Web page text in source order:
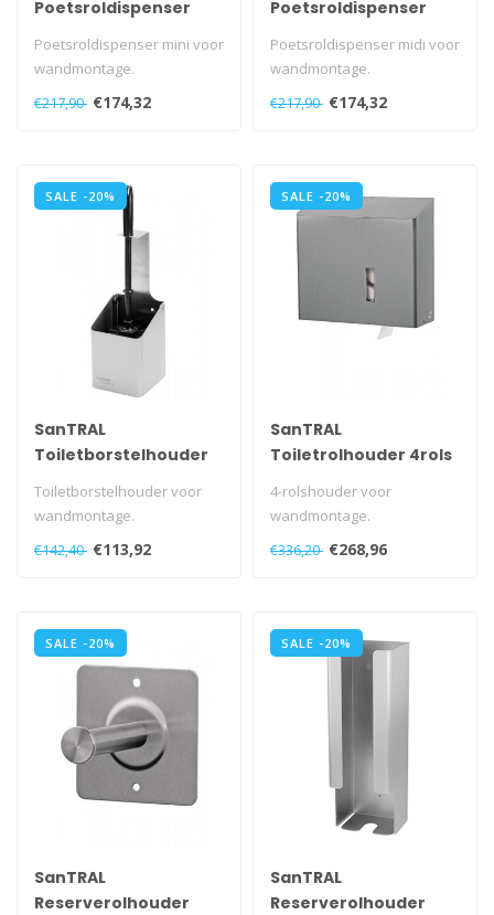
Poetsroldispenser
Poetsroldispenser mini voor
wandmontage.
Met kunststof slot en
sleutel.
€217,90 €174,32
Poetsroldispenser
Poetsroldispenser midi voor
wandmontage.
Met kunststof slot en
sleutel.
€217,90 €174,32
SALE -20%
SanTRAL
Toiletborstelhouder
open
Toiletborstelhouder voor
wandmontage.
Met uitneembare kunststof
opvangschaal.
€142,40 €113,92
SALE -20%
SanTRAL
Toiletrolhouder 4rols
RVS
4-rolshouder voor
wandmontage.
Automatisch rotatie
systeem.
€336,20 €268,96
SALE -20%
SanTRAL
Reserverolhouder
SALE -20%
SanTRAL
Reserverolhouder